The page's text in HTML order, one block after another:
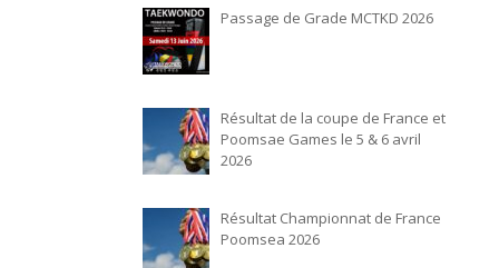
Passage de Grade MCTKD 2026
Résultat de la coupe de France et
Poomsae Games le 5 & 6 avril
2026
Résultat Championnat de France
Poomsea 2026